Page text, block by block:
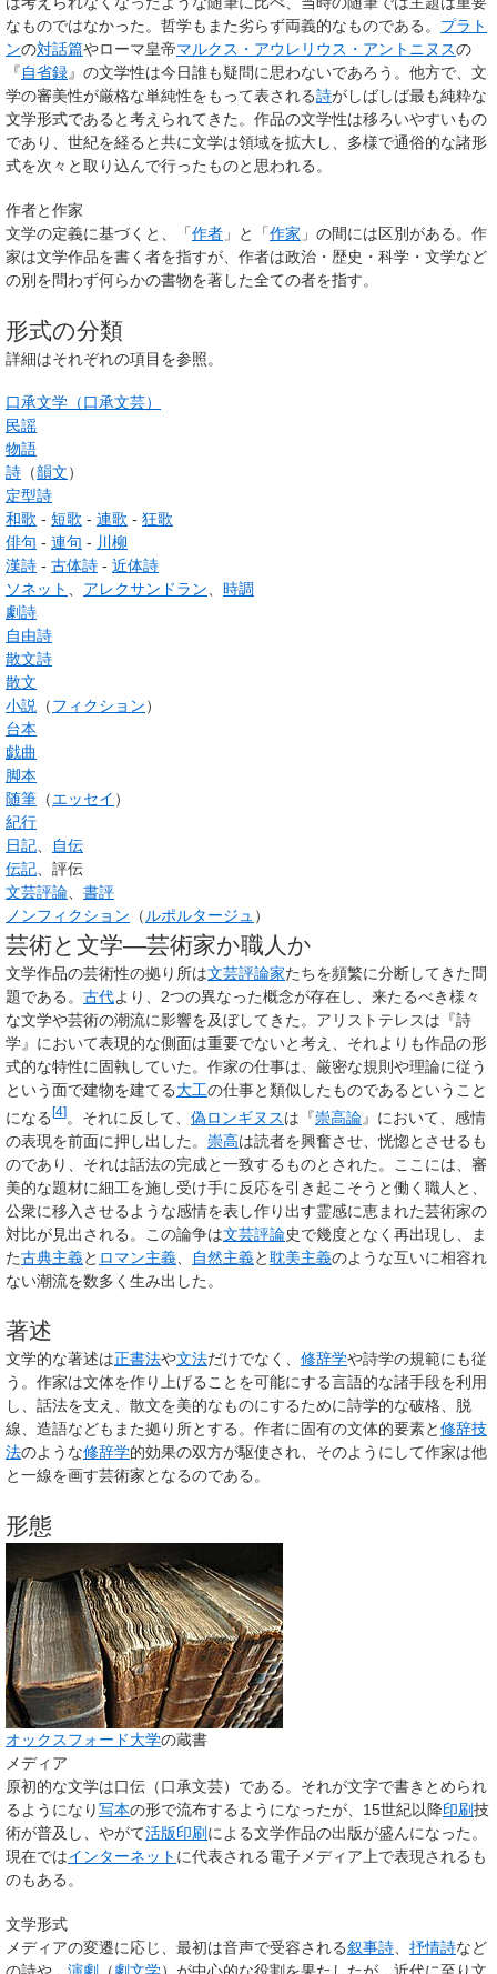
なものではなかった。哲学もまた劣らず両義的なものである。 プラト
ンの対話篇やローマ皇帝マルクス・アウレリウス・アントニヌスの
『自省録』の文学性は今日誰も疑問に思わないであろう。他方で、文
学の審美性が厳格な単純性をもって表される詩がしばしば最も純粋な
文学形式であると考えられてきた。作品の文学性は移ろいやすいもの
であり、世紀を経ると共に文学は領域を拡大し、多様で通俗的な諸形
式を次々と取り込んで行ったものと思われる。
作者と作家
文学の定義に基づくと、「作者 」と「作家 」の間には区別がある。作
家は文学作品を書く者を指すが、作者は政治・歴史・科学・文学など
の別を問わず何らかの書物を著した全ての者を指す。
形式の分類
詳細はそれぞれの項目を参照。
口承文学（口承文芸）
民謡
物語
詩 （韻文）
定型詩
和歌 - 短歌 - 連歌 - 狂歌
俳句 - 連句 - 川柳
漢詩 - 古体詩 - 近体詩
ソネット
アレクサンドラン
時調
劇詩
自由詩
散文詩
散文
小説
（フィクション）
台本
戯曲
脚本
随筆 （エッセイ ）
紀行
日記
自伝
伝記 、評伝
文芸評論
書評
ノンフィクション （ ルポルタージュ ）
芸術と文学―芸術家か職人か
文学作品の芸術性の拠り所は文芸評論家たちを頻繁に分断してきた問
題である。 古代より、2つの異なった概念が存在し、来たるべき様々
な文学や芸術の潮流に影響を及ぼしてきた。アリストテレスは『詩
学』において表現的な側面は重要でないと考え、それよりも作品の形
式的な特性に固執していた。作家の仕事は、厳密な規則や理論に従う
という面で建物を建てる大工の仕事と類似したものであるということ
になる [4] 。それに反して、 偽ロンギヌスは『崇高論』において、感情
の表現を前面に押し出した。 崇高は読者を興奮させ、恍惚とさせるも
のであり、それは話法の完成と一致するものとされた。ここには、審
美的な題材に細工を施し受け手に反応を引き起こそうと働く職人と、
公衆に移入させるような感情を表し作り出す霊感に恵まれた芸術家の
対比が見出される。この論争は文芸評論史で幾度となく再出現し、ま
た古典主義と ロマン主義 自然主義と耽美主義のような互いに相容れ
ない潮流を数多く生み出した。
著述
文学的な著述は正書法や文法だけでなく、 修辞学や詩学の規範にも従
う。作家は文体を作り上げることを可能にする言語的な諸手段を利用
し、話法を支え、散文を美的なものにするために詩学的な破格、脱
線、造語などもまた拠り所とする。作者に固有の文体的要素と修辞技
法のような修辞学的効果の双方が駆使され、そのようにして作家は他
と一線を画す芸術家となるのである。
形態
オックスフォード大学の蔵書
メディア
原初的な文学は口伝（口承文芸）である。それが文字で書きとめられ
るようになり写本の形で流布するようになったが、15世紀以降印刷技
術が普及し、やがて活版印刷 による文学作品の出版が盛んになった。
現在ではインターネット に代表される電子メディア上で表現されるも
のもある。
文学形式
メディアの変遷に応じ、最初は音声で受容される叙事詩 抒情詩など
の詩や、 演劇 （劇文学）が中心的な役割を果たしたが、近代に至り文